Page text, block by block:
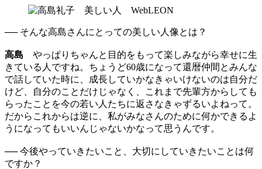
── そんな高島さんにとっての美しい人像とは？
高島 やっぱりちゃんと目的をもって楽しみながら幸せに生
きている人ですね。ちょうど60歳になって還暦仲間とみんな
で話していた時に、成長していかなきゃいけないのは自分だ
けど、自分のことだけじゃなく、これまで先輩方からしても
らったことを今の若い人たちに返さなきゃずるいよねって。
だからこれからは逆に、私がみなさんのために何かできるよ
うになってもいいんじゃないかなって思うんです。
── 今後やっていきたいこと、大切にしていきたいことは何
ですか？